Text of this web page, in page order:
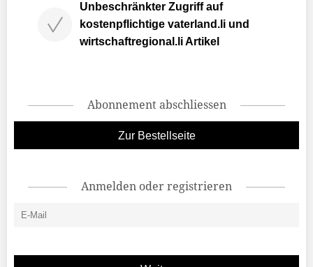
Unbeschränkter Zugriff auf
kostenpflichtige vaterland.li und
wirtschaftregional.li Artikel
Abonnement abschliessen
Zur Bestellseite
Anmelden oder registrieren